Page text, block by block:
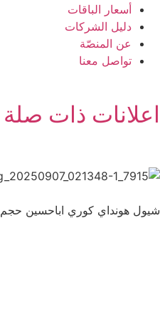
أسعار الباقات
دليل الشركات
عن المنصّة
تواصل معنا
اعلانات ذات صلة
شيول هونداي كوري اباحسين حجم 760